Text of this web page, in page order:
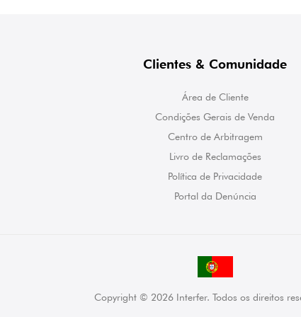
Clientes & Comunidade
Área de Cliente
Condições Gerais de Venda
Centro de Arbitragem
Livro de Reclamações
Política de Privacidade
Portal da Denúncia
Copyright © 2026 Interfer. Todos os direitos